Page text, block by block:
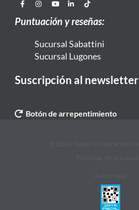
Puntuación y reseñas:
Sucursal Sabattini
Sucursal Lugones
Suscripción al newsletter
Botón de arrepentimiento